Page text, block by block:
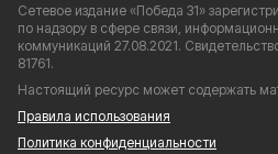
Сетевое издание «Победа 31»
по надзору в сфере связи,
коммуникаций 27.08.2021.
81761.
Настоящий ресурс может содержать
Правила использования
Политика конфиденциальности